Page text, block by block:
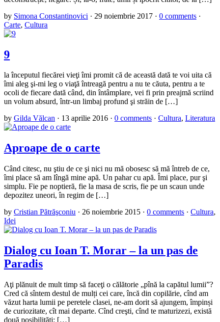
by Simona Constantinovici · 29 noiembrie 2017 · 0 comments ·
Carte, Cultura
9
la începutul fiecărei vieţi îmi promit că de această dată te voi uita că
îmi aleg şi-mi leg o viaţă întreagă pentru a nu te căuta, pentru a te
ocoli de fiecare dată când, din întâmplare, vei fi prin preajmă scriind
un volum absurd, într-un limbaj profund şi străin de […]
by Gilda Vălcan · 13 aprilie 2016 · 0 comments · Cultura, Literatura
Aproape de o carte
Când citesc, nu ştiu de ce şi nici nu mă obosesc să mă întreb de ce,
îmi place să am lîngă mine apă. Un pahar cu apă. Îmi place, pur şi
simplu. Fie pe noptieră, fie la masa de scris, fie pe un scaun unde
depozitez uneori, în regim de […]
by Cristian Pătrăşconiu · 26 noiembrie 2015 · 0 comments · Cultura,
Idei
Dialog cu Ioan T. Morar – la un pas de
Paradis
Aţi plănuit de mult timp să faceţi o călătorie „pînă la capătul lumii”?
Cred că sîntem destul de mulți cei care, încă din copilărie, cînd am
văzut harta lumii pe peretele clasei, ne-am dorit să ajungem, împinși
de curiozitate, cît mai departe. Cînd creşti, cînd te maturizezi, există
două posibilități: […]